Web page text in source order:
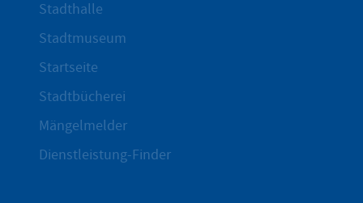
Stadthalle
Stadtmuseum
Startseite
Stadtbücherei
Mängelmelder
Dienstleistung-Finder